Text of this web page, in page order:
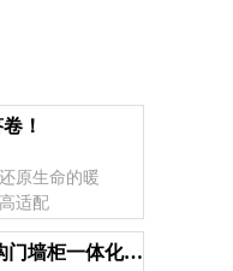
！
原生命的暖
适配
质美共生！桃花村板材以三大经典花色 重构门墙柜一体化高阶美学